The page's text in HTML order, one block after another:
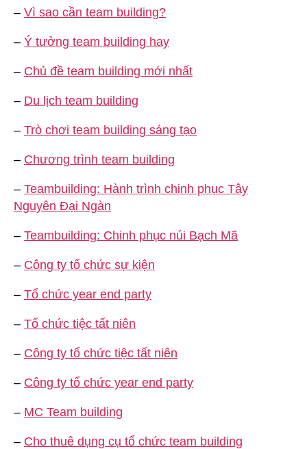
– Vì sao cần team building?
– Ý tưởng team building hay
– Chủ đề team building mới nhất
– Du lịch team building
– Trò chơi team building sáng tạo
– Chương trình team building
– Teambuilding: Hành trình chinh phục Tây
Nguyên Đại Ngàn
– Teambuilding: Chinh phục núi Bạch Mã
– Công ty tổ chức sự kiện
– Tổ chức year end party
– Tổ chức tiệc tất niên
– Công ty tổ chức tiệc tất niên
– Công ty tổ chức year end party
– MC Team building
– Cho thuê dụng cụ tổ chức team building